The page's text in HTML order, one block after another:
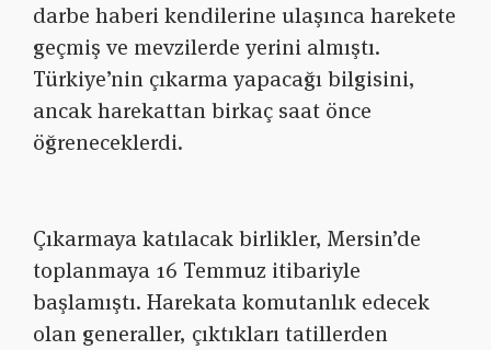
darbe haberi kendilerine ulaşınca harekete
geçmiş ve mevzilerde yerini almıştı.
Türkiye’nin çıkarma yapacağı bilgisini,
ancak harekattan birkaç saat önce
öğreneceklerdi.
Çıkarmaya katılacak birlikler, Mersin’de
toplanmaya 16 Temmuz itibariyle
başlamıştı. Harekata komutanlık edecek
olan generaller, çıktıkları tatillerden